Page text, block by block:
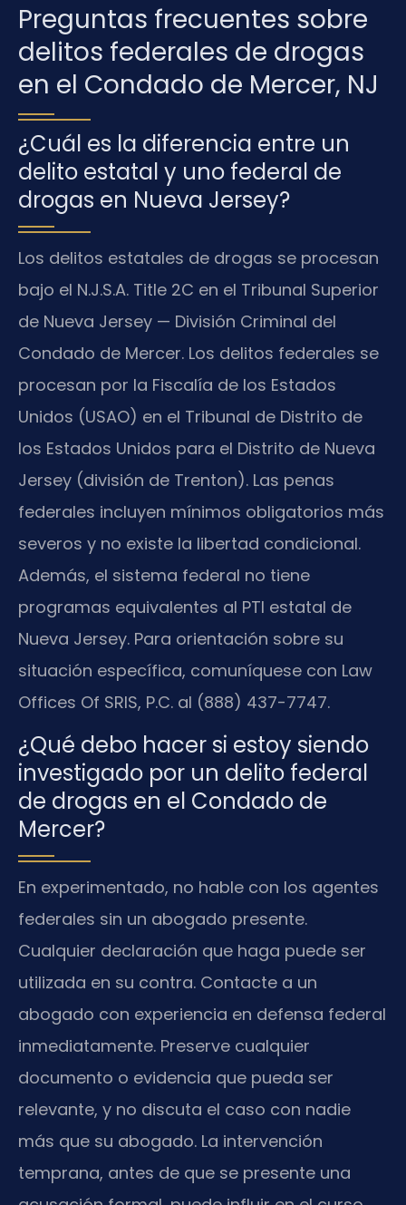
Preguntas frecuentes sobre
delitos federales de drogas
en el Condado de Mercer, NJ
¿Cuál es la diferencia entre un
delito estatal y uno federal de
drogas en Nueva Jersey?
Los delitos estatales de drogas se procesan
bajo el N.J.S.A. Title 2C en el Tribunal Superior
de Nueva Jersey — División Criminal del
Condado de Mercer. Los delitos federales se
procesan por la Fiscalía de los Estados
Unidos (USAO) en el Tribunal de Distrito de
los Estados Unidos para el Distrito de Nueva
Jersey (división de Trenton). Las penas
federales incluyen mínimos obligatorios más
severos y no existe la libertad condicional.
Además, el sistema federal no tiene
programas equivalentes al PTI estatal de
Nueva Jersey. Para orientación sobre su
situación específica, comuníquese con Law
Offices Of SRIS, P.C. al (888) 437-7747.
¿Qué debo hacer si estoy siendo
investigado por un delito federal
de drogas en el Condado de
Mercer?
En experimentado, no hable con los agentes
federales sin un abogado presente.
Cualquier declaración que haga puede ser
utilizada en su contra. Contacte a un
abogado con experiencia en defensa federal
inmediatamente. Preserve cualquier
documento o evidencia que pueda ser
relevante, y no discuta el caso con nadie
más que su abogado. La intervención
temprana, antes de que se presente una